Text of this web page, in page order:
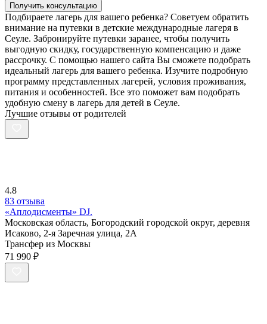
Получить консультацию
Подбираете лагерь для вашего ребенка? Советуем обратить
внимание на путевки в детские международные лагеря в
Сеуле. Забронируйте путевки заранее, чтобы получить
выгодную скидку, государственную компенсацию и даже
рассрочку. С помощью нашего сайта Вы сможете подобрать
идеальный лагерь для вашего ребенка. Изучите подробную
программу представленных лагерей, условия проживания,
питания и особенностей. Все это поможет вам подобрать
удобную смену в лагерь для детей в Сеуле.
Лучшие отзывы от родителей
4.8
83 отзыва
«Аплодисменты» DJ.
Московская область, Богородский городской округ, деревня
Исаково, 2-я Заречная улица, 2А
Трансфер из Москвы
71 990 ₽